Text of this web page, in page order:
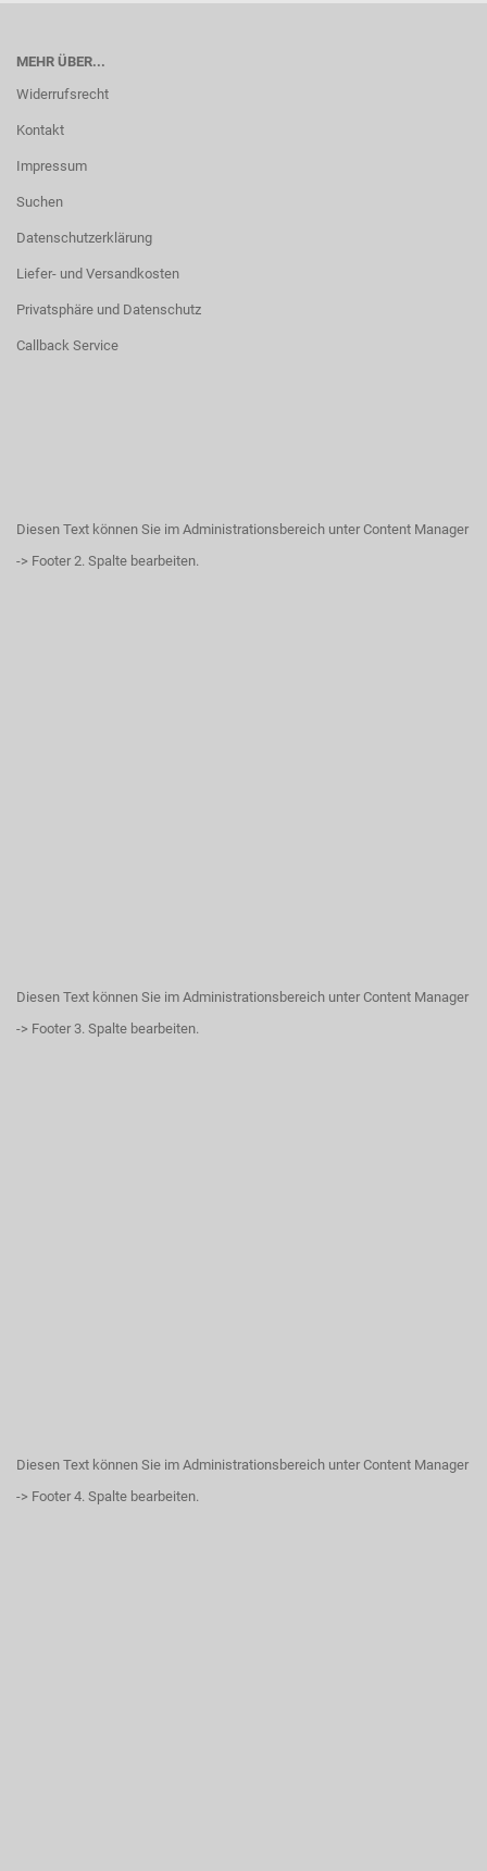
MEHR ÜBER...
Widerrufsrecht
Kontakt
Impressum
Suchen
Datenschutzerklärung
Liefer- und Versandkosten
Privatsphäre und Datenschutz
Callback Service
Diesen Text können Sie im Administrationsbereich unter Content Manager
-> Footer 2. Spalte bearbeiten.
Diesen Text können Sie im Administrationsbereich unter Content Manager
-> Footer 3. Spalte bearbeiten.
Diesen Text können Sie im Administrationsbereich unter Content Manager
-> Footer 4. Spalte bearbeiten.